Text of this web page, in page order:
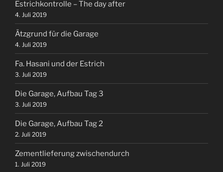
Estrichkontrolle – The day after
4. Juli 2019
Ätzgrund für die Garage
4. Juli 2019
Fa. Hasani und der Estrich
3. Juli 2019
Die Garage, Aufbau Tag 3
3. Juli 2019
Die Garage, Aufbau Tag 2
2. Juli 2019
Zementlieferung zwischendurch
1. Juli 2019